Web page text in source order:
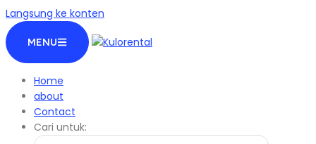
Langsung ke konten
MENU
Home
about
Contact
Cari untuk: